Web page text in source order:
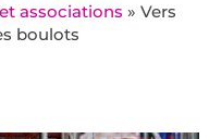
associations » Vers
boulots